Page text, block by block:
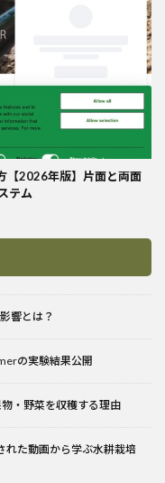
【2026年版】片面と両面
テム
響とは？
の実験結果公開
・野菜を収穫する理由
れた動画から学ぶ水耕栽培